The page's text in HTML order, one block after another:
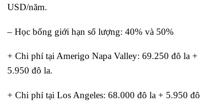
USD/năm.
– Học bổng giới hạn số lượng: 40% và 50%
+ Chi phí tại Amerigo Napa Valley: 69.250 đô la +
5.950 đô la.
+ Chi phí tại Los Angeles: 68.000 đô la + 5.950 đô